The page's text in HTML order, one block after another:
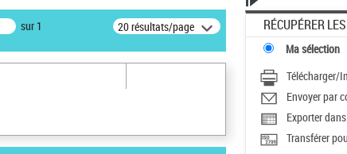
sur 1 20 résultats/page RÉCUPÉRER
Ma sélection
Télécharger/
Envoyer par
Exporter
Transférer